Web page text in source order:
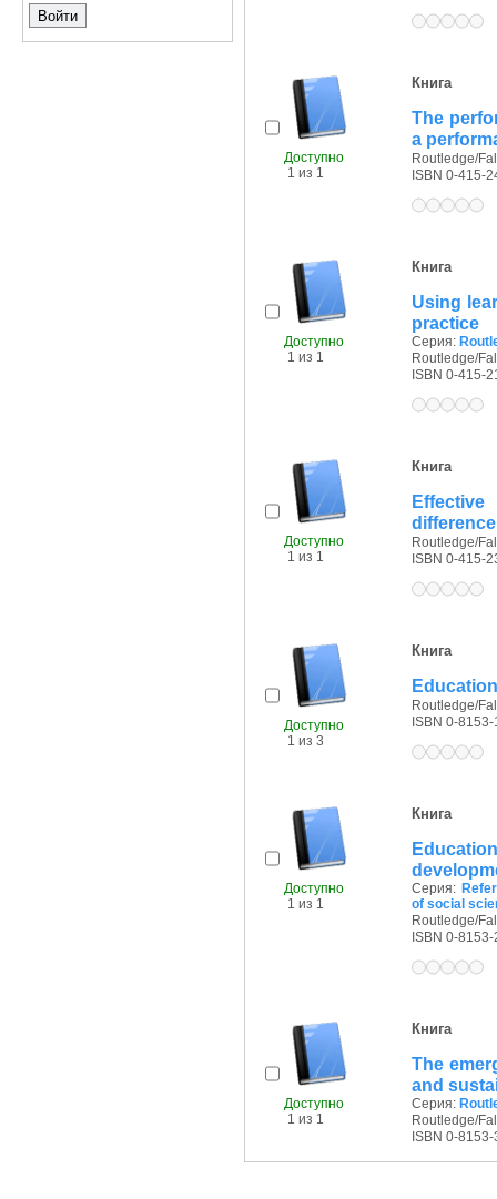
Доступно
1 из 1
Книга
The
a
Routledge/
ISBN 0-415-
Доступно
1 из 1
Книга
Using
practice
Серия:
Routledge/
ISBN 0-415-
Доступно
1 из 1
Книга
difference
Routledge/
ISBN 0-415-
Доступно
1 из 3
Книга
Routledge/
ISBN 0-
Доступно
1 из 1
Книга
Серия:
of social
Routledge/
ISBN 0-
Доступно
1 из 1
Книга
The
and
Серия:
Routledge/
ISBN 0-